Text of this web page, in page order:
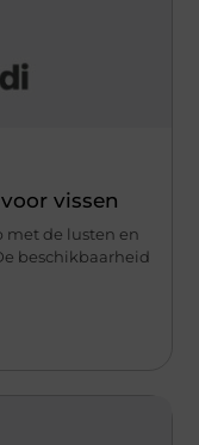
vissen
met de lusten en
beschikbaarheid